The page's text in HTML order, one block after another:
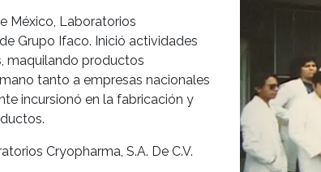
México, Laboratorios
Grupo Ifaco. Inició actividades
maquilando productos
tanto a empresas nacionales
incursionó en la fabricación y
Cryopharma, S.A. De C.V.